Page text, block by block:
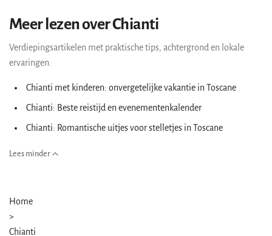
Meer lezen over Chianti
Verdiepingsartikelen met praktische tips, achtergrond en lokale
ervaringen.
Chianti met kinderen: onvergetelijke vakantie in Toscane
Chianti: Beste reistijd en evenementenkalender
Chianti: Romantische uitjes voor stelletjes in Toscane
Lees minder
Home
>
Chianti